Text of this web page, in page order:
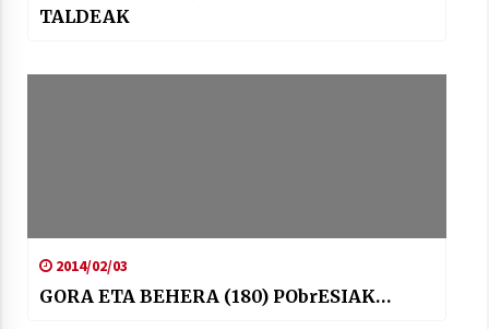
TALDEAK
2014/02/03
GORA ETA BEHERA (180) PObrESIAK…